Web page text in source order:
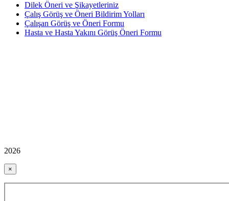
Dilek Öneri ve Şikayetleriniz
Çalış Görüş ve Öneri Bildirim Yolları
Çalışan Görüş ve Öneri Formu
Hasta ve Hasta Yakını Görüş Öneri Formu
2026
×